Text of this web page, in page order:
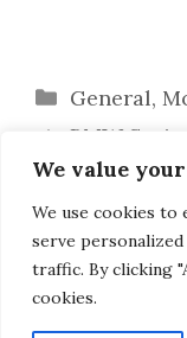
We value
We use cookies to
serve
traffic. By clicking
cookies.
Categorías
General,
BMW Serie
del G42 M
3.07s:
marca de los